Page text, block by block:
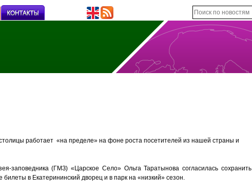
работает «на пределе» на фоне роста посетителей из нашей страны и
заповедника (ГМЗ) «Царское Село» Ольга Таратынова согласилась сохранить
в Екатерининский дворец и в парк на «низкий» сезон.